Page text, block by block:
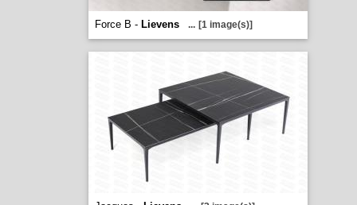
Force B - Lievens ... [1 image(s)]